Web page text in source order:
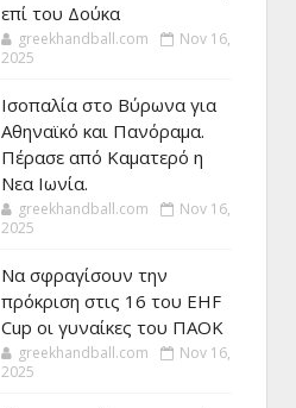
επί του Δούκα
greekhandball.com
Nov 16,
2025
Ισοπαλία στο Βύρωνα για
Αθηναϊκό και Πανόραμα.
Πέρασε από Καματερό η
Νεα Ιωνία.
greekhandball.com
Nov 16,
2025
Να σφραγίσουν την
πρόκριση στις 16 του EHF
Cup οι γυναίκες του ΠΑΟΚ
greekhandball.com
Nov 16,
2025